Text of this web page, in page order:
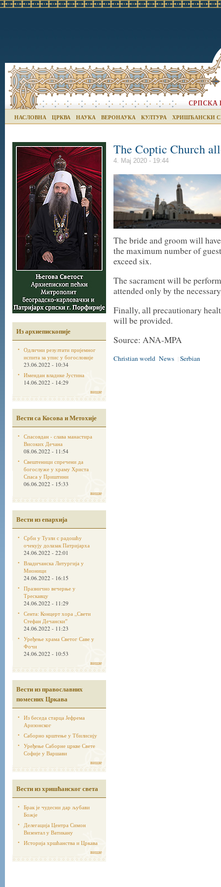
НАСЛОВНА ЦРКВА НАУКА ВЕРОНАУКА КУЛТУРА ХРИШЋАНСКИ
Из архиепископије
Одлични резултати пријемног
испита за упис у богословије
23.06.2022 - 10:34
Имендан владике Јустина
14.06.2022 - 14:29
више
Вести са Косова и Метохије
Спасовдан - слава манастира
Високих Дечана
08.06.2022 - 11:54
Свештеници спречени да
богослуже у храму Христа
Спаса у Приштини
06.06.2022 - 15:33
више
Вести из епархија
Срби у Тузли с радошћу
очекују долазак Патријарха
24.06.2022 - 22:01
Владичанска Литургија у
Мионици
24.06.2022 - 16:15
Празнично вечерње у
Трескавцу
24.06.2022 - 11:29
Сента: Концерт хора „Свети
Стефан Дечанскиˮ
24.06.2022 - 11:23
Уређење храма Светог Саве у
Фочи
24.06.2022 - 10:53
више
Вести из православних
помесних Цркава
Из беседа старца Јефрема
Аризонског
Саборно крштење у Тбилисију
Уређење Саборне цркве Свете
Софије у Варшави
више
Вести из хришћанског света
Брак је чудесни дар љубави
Божје
Делегација Центра Симон
Визентал у Ватикану
Историја хршћанства и Цркава
више
The Coptic Church
4. Мај 2020 - 19:44
The bride and groom will
the maximum number of
exceed six.
The sacrament will be
attended only by the
Finally, all precautionary
will be provided.
Source: ANA-MPA
Christian world News Serbian